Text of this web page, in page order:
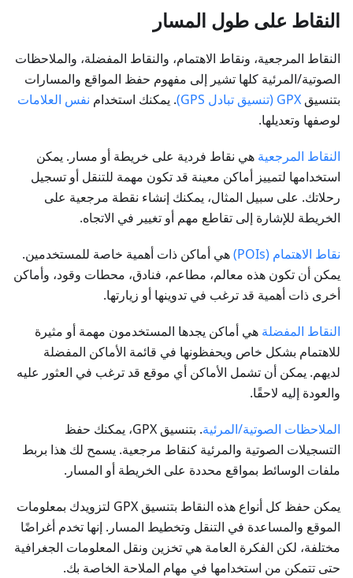
النقاط على طول المسار
النقاط المرجعية، ونقاط الاهتمام، والنقاط المفضلة، والملاحظات
الصوتية/المرئية كلها تشير إلى مفهوم حفظ المواقع والمسارات
بتنسيق GPX (تنسيق تبادل GPS) . يمكنك استخدام نفس العلامات
لوصفها وتعديلها.
النقاط المرجعية هي نقاط فردية على خريطة أو مسار. يمكن
استخدامها لتمييز أماكن معينة قد تكون مهمة للتنقل أو تسجيل
رحلاتك. على سبيل المثال، يمكنك إنشاء نقطة مرجعية على
الخريطة للإشارة إلى تقاطع مهم أو تغيير في الاتجاه.
نقاط الاهتمام (POIs)
هي أماكن ذات أهمية خاصة للمستخدمين.
يمكن أن تكون هذه معالم، مطاعم، فنادق، محطات وقود، وأماكن
أخرى ذات أهمية قد ترغب في تدوينها أو زيارتها.
النقاط المفضلة هي أماكن يجدها المستخدمون مهمة أو مثيرة
للاهتمام بشكل خاص ويحفظونها في قائمة الأماكن المفضلة
لديهم. يمكن أن تشمل الأماكن أي موقع قد ترغب في العثور عليه
والعودة إليه لاحقًا.
الملاحظات الصوتية/المرئية
. بتنسيق GPX، يمكنك حفظ
التسجيلات الصوتية والمرئية كنقاط مرجعية. يسمح لك هذا بربط
ملفات الوسائط بمواقع محددة على الخريطة أو المسار.
يمكن حفظ كل أنواع هذه النقاط بتنسيق GPX لتزويدك بمعلومات
الموقع والمساعدة في التنقل وتخطيط المسار. إنها تخدم أغراضًا
مختلفة، لكن الفكرة العامة هي تخزين ونقل المعلومات الجغرافية
حتى تتمكن من استخدامها في مهام الملاحة الخاصة بك.